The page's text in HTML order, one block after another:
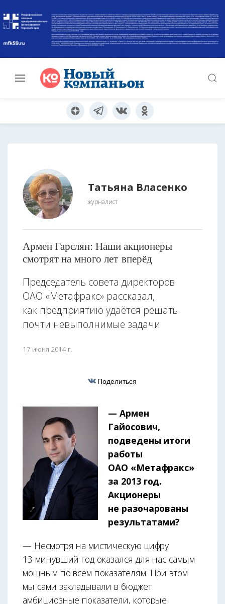
Татьяна Власенко
журналист
Армен Гарслян: Наши акционеры
смотрят на много лет вперёд
Председатель совета директоров
ОАО «Метафракс» рассказал,
как предприятию удаётся решать
почти невыполнимые задачи
17 июня 2014 г.
Поделиться
— Армен
Гайосович,
подведены итоги
работы
ОАО «Метафракс»
за 2013 год.
Акционеры
не разочаро­ваны
результатами?
— Несмотря на мистическую цифру
13 минувший год оказался для нас самым
мощным по всем показателям. При этом
мы сами закладывали в бюджет
амбициозные показатели, которые